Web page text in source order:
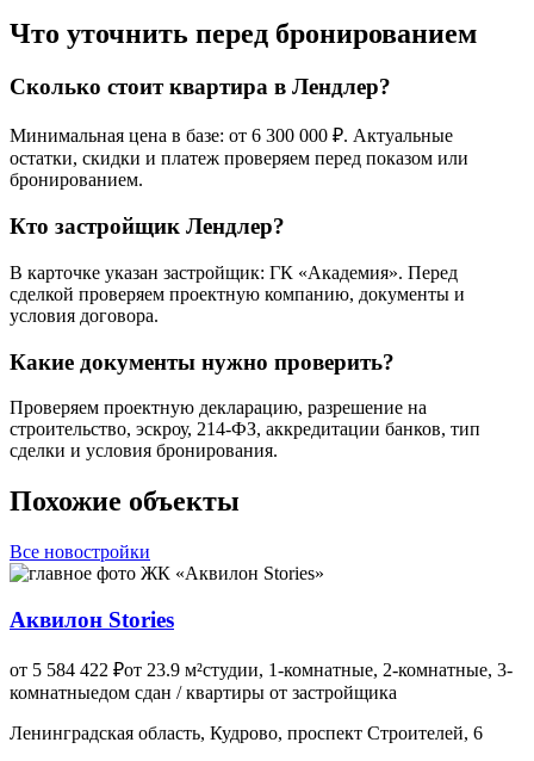
Что уточнить перед бронированием
Сколько стоит квартира в Лендлер?
Минимальная цена в базе: от 6 300 000 ₽. Актуальные
остатки, скидки и платеж проверяем перед показом или
бронированием.
Кто застройщик Лендлер?
В карточке указан застройщик: ГК «Академия». Перед
сделкой проверяем проектную компанию, документы и
условия договора.
Какие документы нужно проверить?
Проверяем проектную декларацию, разрешение на
строительство, эскроу, 214-ФЗ, аккредитации банков, тип
сделки и условия бронирования.
Похожие объекты
Все новостройки
Аквилон Stories
от 5 584 422 ₽от 23.9 м²студии, 1-комнатные, 2-комнатные, 3-
комнатныедом сдан / квартиры от застройщика
Ленинградская область, Кудрово, проспект Строителей, 6